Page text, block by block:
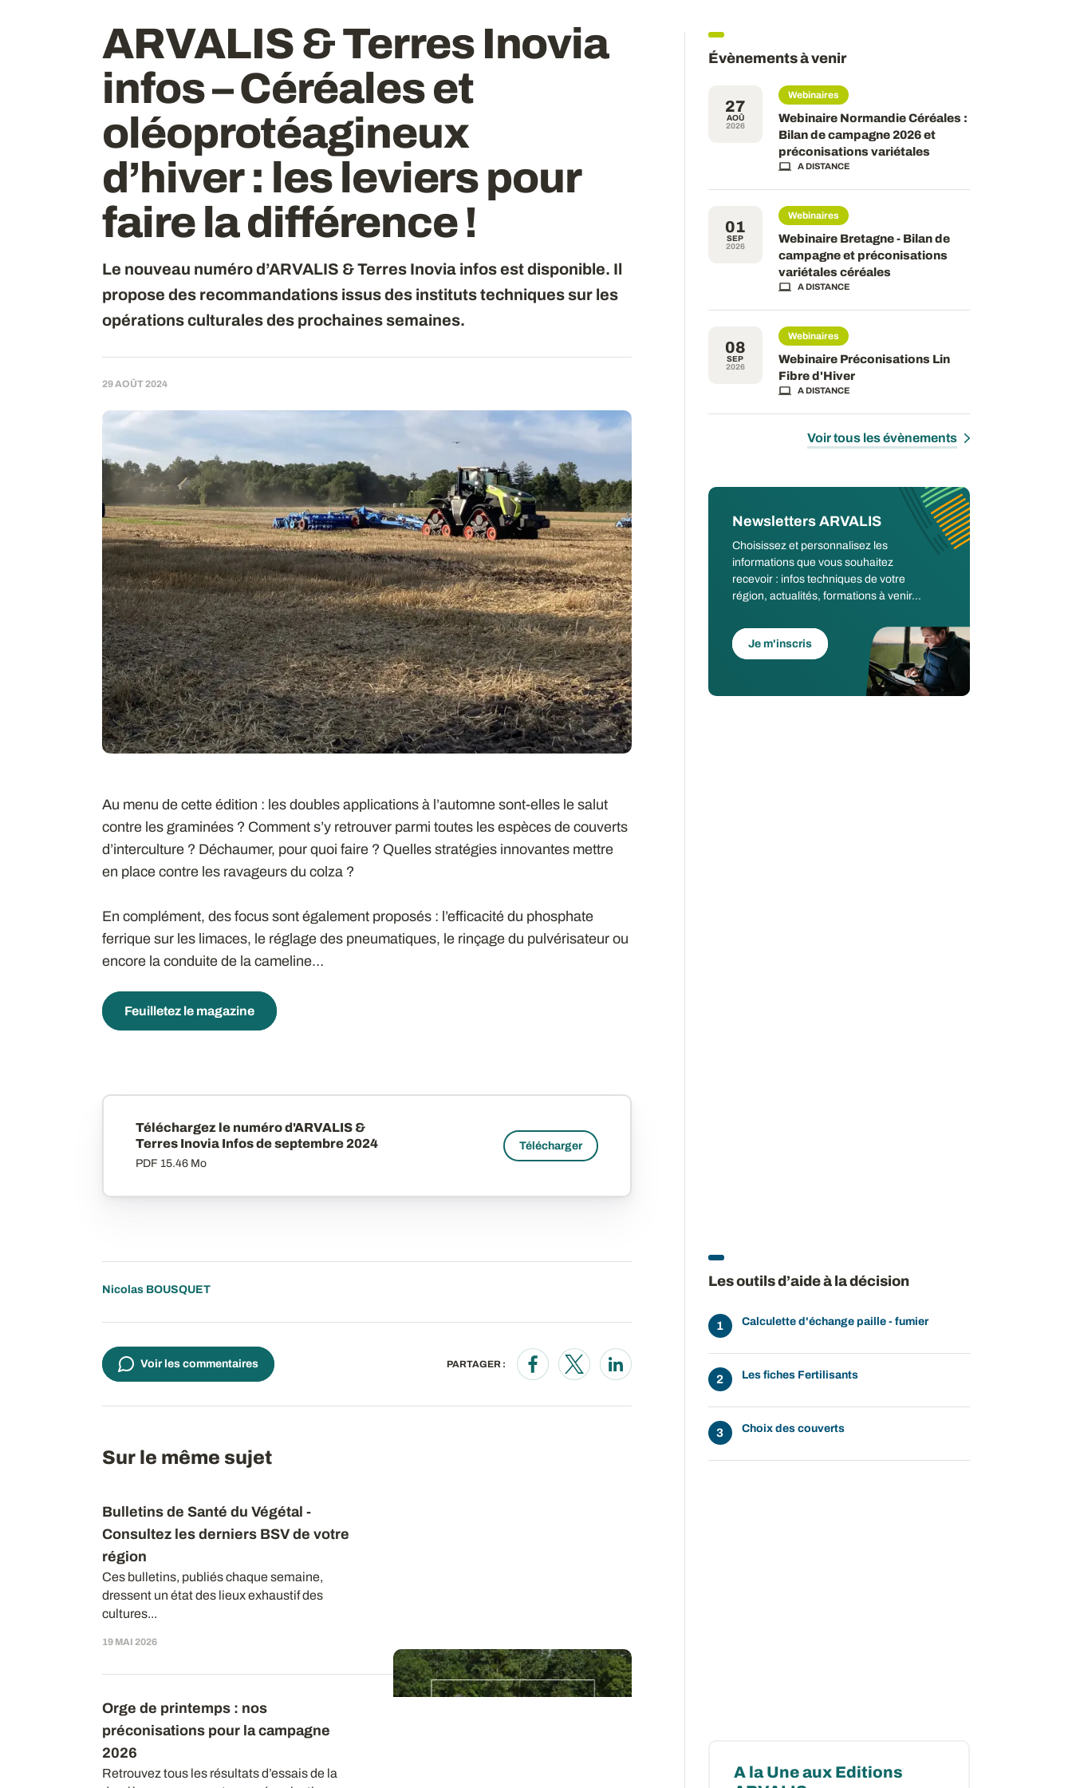
ARVALIS & Terres Inovia
infos –Céréales et
oléoprotéagineux
d’hiver : les leviers pour
faire la différence!
Le nouveau numéro d’ARVALIS & Terres Inovia infos est disponible. Il
propose des recommandations issus des instituts techniques sur les
opérations culturales des prochaines semaines.
29 AOÛT 2024
Au menu de cette édition : les doubles applications à l’automne sont-elles le salut
contre les graminées ? Comment s’y retrouver parmi toutes les espèces de couverts
d’interculture ? Déchaumer, pour quoi faire ? Quelles stratégies innovantes mettre
en place contre les ravageurs du colza ?
En complément, des focus sont également proposés : l’efficacité du phosphate
ferrique sur les limaces, le réglage des pneumatiques, le rinçage du pulvérisateur ou
encore la conduite de la cameline…
Feuilletez le magazine
Téléchargez le numéro d'ARVALIS &
Terres Inovia Infos de septembre 2024
PDF 15.46 Mo
Télécharger
Nicolas BOUSQUET
Voir les commentaires PARTAGER :
Opens in a new window
Opens in a new window
Opens in a new window
Sur le même sujet
Bulletins de Santé du Végétal -
Consultez les derniers BSV de votre
région
Ces bulletins, publiés chaque semaine,
dressent un état des lieux exhaustif des
cultures...
19 MAI 2026
Orge de printemps : nos
préconisations pour la campagne
2026
Retrouvez tous les résultats d’essais de la
Évènements à venir
27
AOÛ
2026
Webinaires
Webinaire Normandie Céréales :
Bilan de campagne 2026 et
préconisations variétales
A DISTANCE
01
SEP
2026
Webinaires
Webinaire Bretagne - Bilan de
campagne et préconisations
variétales céréales
A DISTANCE
08
SEP
2026
Webinaires
Webinaire Préconisations Lin
Fibre d'Hiver
A DISTANCE
Voir tous les évènements
Newsletters ARVALIS
Choisissez et personnalisez les
informations que vous souhaitez
recevoir : infos techniques de votre
région, actualités, formations à venir...
Je m'inscris
Les outils d’aide à la décision
Calculette d'échange paille - fumier
Les fiches Fertilisants
Choix des couverts
A la Une aux Editions